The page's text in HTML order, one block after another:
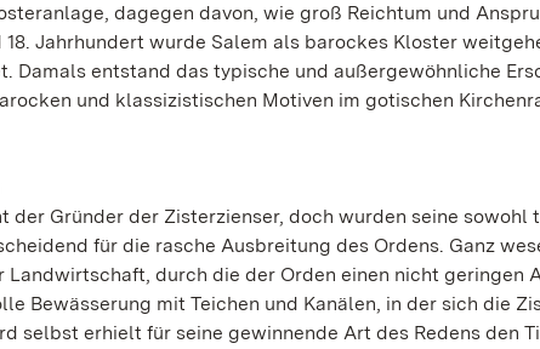
dagegen davon, wie groß Reichtum und
18. Jahrhundert wurde Salem als barockes Kloster
Damals entstand das typische und außergewöhnliche
und klassizistischen Motiven im gotischen
der Gründer der Zisterzienser, doch wurden seine sowohl
für die rasche Ausbreitung des Ordens. Ganz
Landwirtschaft, durch die der Orden einen nicht geringen
Bewässerung mit Teichen und Kanälen, in der sich die
selbst erhielt für seine gewinnende Art des Redens den